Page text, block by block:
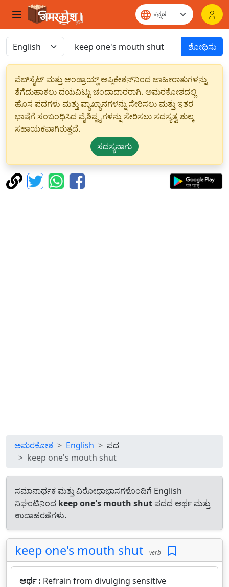
ಶೋಧಿಸು
ವೆಬ್‌ಸೈಟ್ ಮತ್ತು ಆಂಡ್ರಾಯ್ಡ್ ಅಪ್ಲಿಕೇಶನ್‌ನಿಂದ ಜಾಹೀರಾತುಗಳನ್ನು
ತೆಗೆದುಹಾಕಲು ದಯವಿಟ್ಟು ಚಂದಾದಾರರಾಗಿ. ಅಮರಕೋಶದಲ್ಲಿ
ಹೊಸ ಪದಗಳು ಮತ್ತು ವ್ಯಾಖ್ಯಾನಗಳನ್ನು ಸೇರಿಸಲು ಮತ್ತು ಇತರ
ಭಾಷೆಗೆ ಸಂಬಂಧಿಸಿದ ವೈಶಿಷ್ಟ್ಯಗಳನ್ನು ಸೇರಿಸಲು ಸದಸ್ಯತ್ವ ಶುಲ್ಕ
ಸಹಾಯಕವಾಗಿರುತ್ತದೆ.
ಸದಸ್ಯನಾಗು
ಅಮರಕೋಶ English
ಪದ
keep one's mouth shut
ಸಮಾನಾರ್ಥಕ ಮತ್ತು ವಿರೋಧಾಭಾಸಗಳೊಂದಿಗೆ English
ನಿಘಂಟಿನಿಂದ keep one's mouth shut ಪದದ ಅರ್ಥ ಮತ್ತು
ಉದಾಹರಣೆಗಳು.
keep one's mouth shut verb
ಅರ್ಥ : Refrain from divulging sensitive